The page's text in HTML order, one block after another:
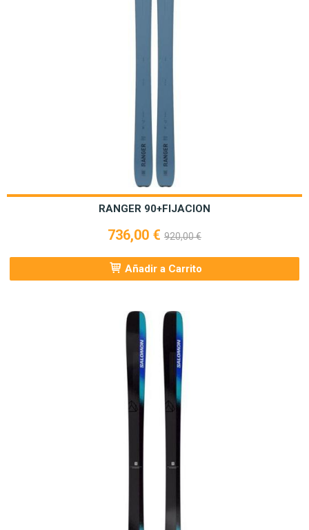
RANGER 90+FIJACION
736,00 € 920,00 €
Añadir a Carrito